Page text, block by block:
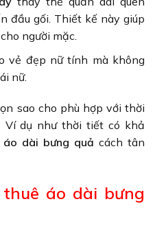
đầu gối. Thiết kế này giúp
người mặc.
vẻ đẹp nữ tính mà không
nữ.
sao cho phù hợp với thời
Ví dụ như thời tiết có khả
áo dài bưng quảcách tân
áo dài bưng